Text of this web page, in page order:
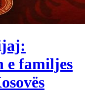
e familjes